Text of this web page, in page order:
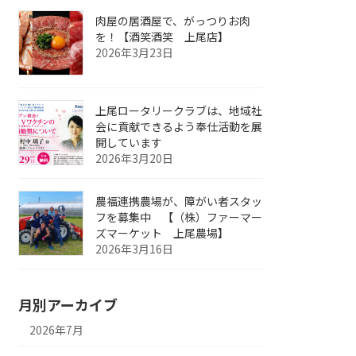
肉屋の居酒屋で、がっつりお肉
を！【酒笑酒笑 上尾店】
2026年3月23日
上尾ロータリークラブは、地域社
会に貢献できるよう奉仕活動を展
開しています
2026年3月20日
農福連携農場が、障がい者スタッ
フを募集中 【（株）ファーマー
ズマーケット 上尾農場】
2026年3月16日
月別アーカイブ
2026年7月